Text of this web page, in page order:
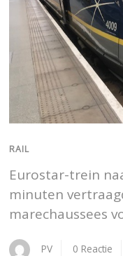
RAIL
Eurostar-trein
minuten
marechaussees
PV 0 Reactie